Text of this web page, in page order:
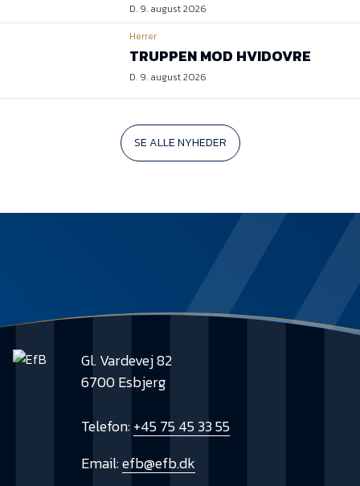
D. 9. august 2026
Herrer
TRUPPEN MOD HVIDOVRE
D. 9. august 2026
SE ALLE NYHEDER
Gl. Vardevej 82
6700 Esbjerg
Telefon:+45 75 45 33 55
Email:efb@efb.dk